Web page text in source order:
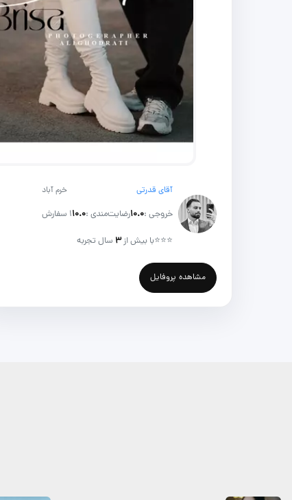
آقای قدرتی خرم آباد
خروجی :۱۰.۰رضایت‌مندی :۱۰.۰1 سفارش
⭐⭐⭐با بیش از۳ سال تجربه
مشاهده پروفایل